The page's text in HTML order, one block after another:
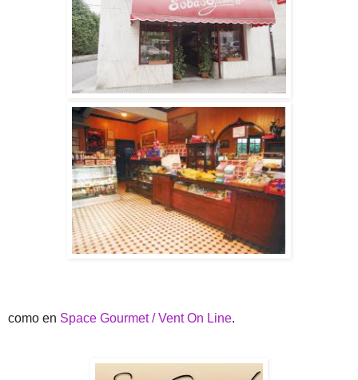
como en Space Gourmet / Vent On Line.